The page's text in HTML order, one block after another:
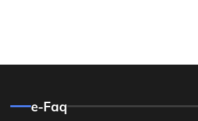
e-Faq